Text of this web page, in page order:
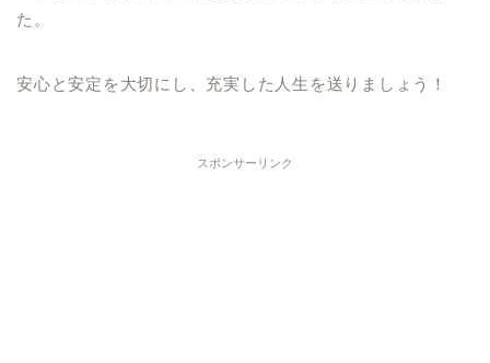
た。
安心と安定を大切にし、充実した人生を送りましょう！
スポンサーリンク